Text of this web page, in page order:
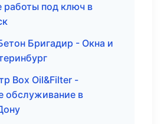
работы под ключ в
Бригадир - Окна и
Box Oil&Filter -
обслуживание в